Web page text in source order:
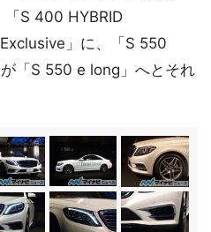
S 400 HYBRID
」に、「S 550
「S 550 e long」へとそれ